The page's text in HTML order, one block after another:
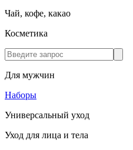
Чай, кофе, какао
Косметика
Для мужчин
Наборы
Универсальный уход
Уход для лица и тела